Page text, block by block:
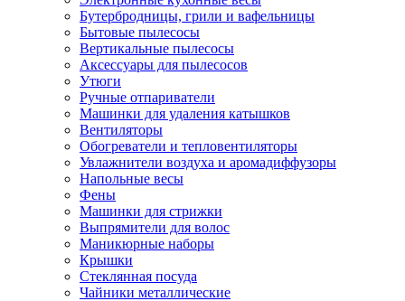
Бутербродницы, грили и вафельницы
Бытовые пылесосы
Вертикальные пылесосы
Аксессуары для пылесосов
Утюги
Ручные отпариватели
Машинки для удаления катышков
Вентиляторы
Обогреватели и тепловентиляторы
Увлажнители воздуха и аромадиффузоры
Напольные весы
Фены
Машинки для стрижки
Выпрямители для волос
Маникюрные наборы
Крышки
Стеклянная посуда
Чайники металлические